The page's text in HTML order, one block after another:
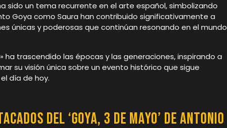
sido un tema recurrente en el arte español, simbolizando
Goya como Saura han contribuido significativamente a
únicas y poderosas que continúan resonando en el mundo
ha trascendido las épocas y las generaciones, inspirando a
su visión única sobre un evento histórico que sigue
día de hoy.
del ‘Goya, 3 de Mayo’ de Antonio